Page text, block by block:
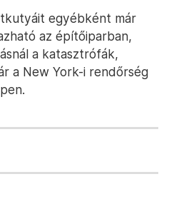
egyébként már
az építőiparban,
a katasztrófák,
a New York-i rendőrség